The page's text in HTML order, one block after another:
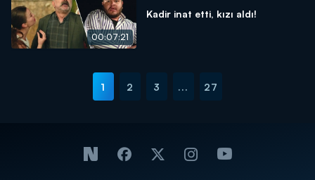
00:07:21
Kadir inat etti, kızı aldı!
1 2 3 ... 27